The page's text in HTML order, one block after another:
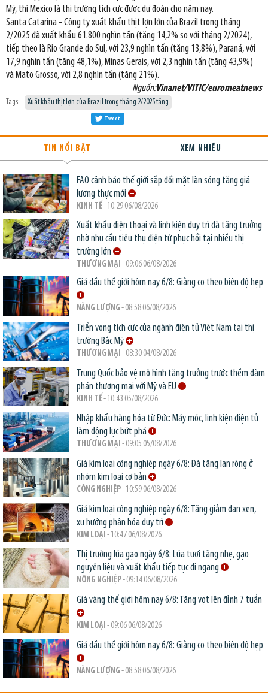
Mỹ, thì Mexico là thị trường tích cực được dự đoán cho năm nay.
Santa Catarina - Công ty xuất khẩu thịt lợn lớn của Brazil trong tháng
2/2025 đã xuất khẩu 61.800 nghìn tấn (tăng 14,2% so với tháng 2/2024),
tiếp theo là Rio Grande do Sul, với 23,9 nghìn tấn (tăng 13,8%), Paraná, với
17,9 nghìn tấn (tăng 48,1%), Minas Gerais, với 2,3 nghìn tấn (tăng 43,9%)
và Mato Grosso, với 2,8 nghìn tấn (tăng 21%).
Nguồn:Vinanet/VITIC/euromeatnews
Tags: Xuất khẩu thịt lợn của Brazil trong tháng 2/2025 tăng
Tweet
TIN NỔI BẬT XEM NHIỀU
FAO cảnh báo thế giới sắp đối mặt làn sóng tăng giá
lương thực mới
KINH TẾ- 10:29 06/08/2026
Xuất khẩu điện thoại và linh kiện duy trì đà tăng trưởng
nhờ nhu cầu tiêu thụ điện tử phục hồi tại nhiều thị
trường lớn
THƯƠNG MẠI - 09:06 06/08/2026
Giá dầu thế giới hôm nay 6/8: Giằng co theo biên độ hẹp
NĂNG LƯỢNG - 08:58 06/08/2026
Triển vọng tích cực của ngành điện tử Việt Nam tại thị
trường Bắc Mỹ
THƯƠNG MẠI - 08:30 04/08/2026
Trung Quốc bảo vệ mô hình tăng trưởng trước thềm đàm
phán thương mại với Mỹ và EU
KINH TẾ- 10:43 05/08/2026
Nhập khẩu hàng hóa từ Đức: Máy móc, linh kiện điện tử
làm động lực bứt phá
THƯƠNG MẠI - 09:05 05/08/2026
Giá kim loại công nghiệp ngày 6/8: Đà tăng lan rộng ở
nhóm kim loại cơ bản
CÔNG NGHIỆP- 10:59 06/08/2026
Giá kim loại công nghiệp ngày 6/8: Tăng giảm đan xen,
xu hướng phân hóa duy trì
KIM LOẠI - 10:47 06/08/2026
Thị trường lúa gạo ngày 6/8: Lúa tươi tăng nhẹ, gạo
nguyên liệu và xuất khẩu tiếp tục đi ngang
NÔNG NGHIỆP- 09:14 06/08/2026
Giá vàng thế giới hôm nay 6/8: Tăng vọt lên đỉnh 7 tuần
KIM LOẠI - 09:06 06/08/2026
Giá dầu thế giới hôm nay 6/8: Giằng co theo biên độ hẹp
NĂNG LƯỢNG - 08:58 06/08/2026